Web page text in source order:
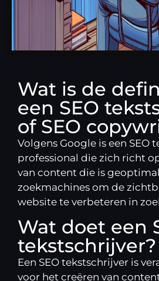
Wat is de
een SEO
of SEO
Volgens Google is een SEO
professional die zich richt
van content die is
zoekmachines om de
website te verbeteren in
Wat doet een
tekstschrijver?
Een SEO tekstschrijver is
voor het creëren van